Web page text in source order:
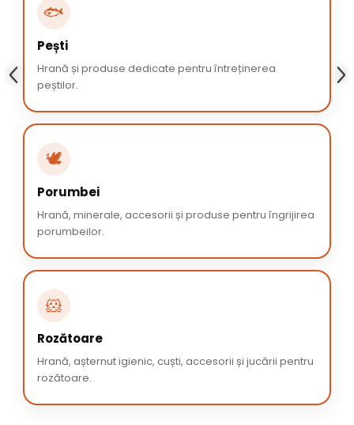
🐟
Pești
Hrană și produse dedicate pentru întreținerea
peștilor.
🕊️
Porumbei
Hrană, minerale, accesorii și produse pentru îngrijirea
porumbeilor.
🐹
Rozătoare
Hrană, așternut igienic, cuști, accesorii și jucării pentru
rozătoare.